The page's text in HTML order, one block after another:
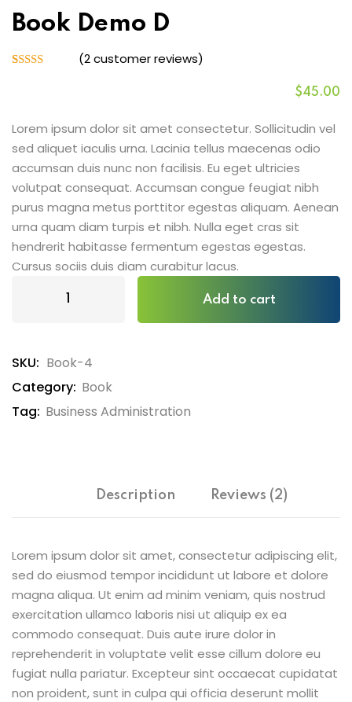
Popular
Management
and Crisis
Risk
Audit
Book Demo D
on
customer
ratings
(2customer reviews)
$45.00
Lorem ipsum dolor sit amet consectetur. Sollicitudin vel
sed aliquet iaculis urna. Lacinia tellus maecenas odio
accumsan duis nunc non facilisis. Eu eget ultricies
volutpat consequat. Accumsan congue feugiat nibh
purus magna metus porttitor egestas aliquam. Aenean
urna quam diam turpis et nibh. Nulla eget cras sit
hendrerit habitasse fermentum egestas egestas.
Cursus sociis duis diam curabitur lacus.
Add to cart
SKU: Book-4
Category: Book
Tag: Business Administration
Description Reviews (2)
Lorem ipsum dolor sit amet, consectetur adipiscing elit,
sed do eiusmod tempor incididunt ut labore et dolore
magna aliqua. Ut enim ad minim veniam, quis nostrud
exercitation ullamco laboris nisi ut aliquip ex ea
commodo consequat. Duis aute irure dolor in
reprehenderit in voluptate velit esse cillum dolore eu
fugiat nulla pariatur. Excepteur sint occaecat cupidatat
non proident, sunt in culpa qui officia deserunt mollit